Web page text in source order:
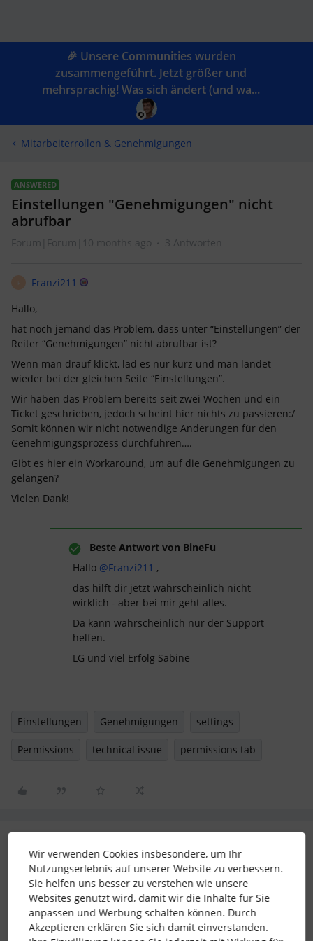
🎉 Unsere Communities wurden
zusammengeführt. Jetzt größer und
mehrsprachig! Was sich ändert (und wa...
Mitarbeiterrollen & Genehmigungen
ANSWERED
Einstellungen "Genehmigungen" nicht
abrufbar
Forum|Forum|10 months ago 3 Antworten
Franzi211
Hallo,
hat noch jemand das Problem, dass unter “Einstellungen” der
Reiter “Genehmigungen” nicht abrufbar ist?
Wenn man drauf klickt, läd es nur kurz und man landet
wieder bei der gleichen Seite “Einstellungen”.
Wir haben das Problem bereits seit zwei Wochen und ein
Ticket geschrieben, jedoch scheint hier nichts zu passieren:/
Somit können wir nicht notwendige Änderungen für den
Genehmigungsprozess durchführen….
Gibt es hier ein Workaround, um auf die Genehmigungen zu
gelangen?
Vielen Dank!
Beste Antwort von BineFu
Hallo ​ @Franzi211 ,
das hilft dir jetzt wahrscheinlich nicht
wirklich - aber bei mir geht alles.
Da kann wahrscheinlich nur der Support
helfen.
LG und viel Erfolg Sabine
Einstellungen Genehmigungen settings
Permissions technical issue permissions tab
KiCa_SK Forum|Forum|10 months ago
Ich kann es anklicken, lande dann aber in der alten Version
von Personio (altes Design) in den Automatisierungen und
dort bei den Genehmigungen.
Wir verwenden Cookies insbesondere, um Ihr
Nutzungserlebnis auf unserer Website zu verbessern.
Sie helfen uns besser zu verstehen wie unsere
Websites genutzt wird, damit wir die Inhalte für Sie
anpassen und Werbung schalten können. Durch
Akzeptieren erklären Sie sich damit einverstanden.